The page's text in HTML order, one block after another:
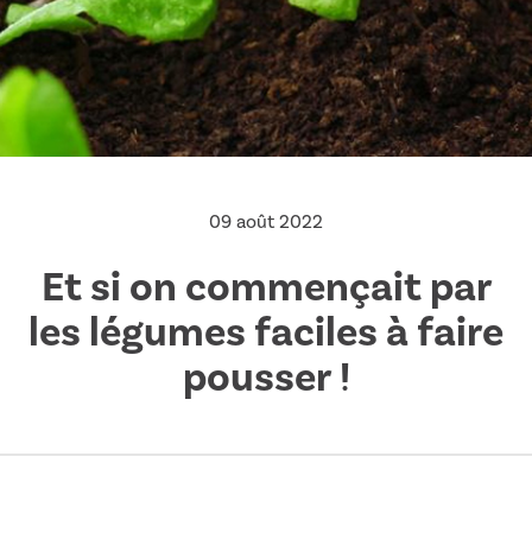
09 août 2022
Etsi on commençait par
les légumes faciles àfaire
pousser !